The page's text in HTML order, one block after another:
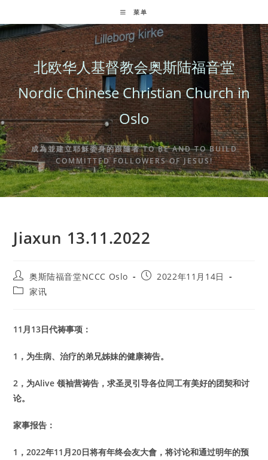
to
content
菜单
北欧华人基督教会奥斯陆福音堂
Nordic Chinese Christian Church in
Oslo
成為並建立耶穌委身的跟隨者 TO BE AND TO BUILD
COMMITTED FOLLOWERS OF JESUS!
Jiaxun 13.11.2022
Post
author:
奥斯陆福音堂NCCC Oslo
Post2022年11月14日
Post家讯
11 月13日代祷事项：
1 ，为生病、治疗的弟兄姊妹的健康祷告。
2 ，为Alive 领袖营祷告，求圣灵引导各位同工有美好的团契和讨
论。
家事报告：
1 ，2022年11月20日将有年终会友大會，将讨论和通过明年的预